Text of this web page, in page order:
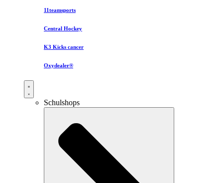
11teamsports
Central Hockey
K3 Kicks cancer
Oxydealer®
Schulshops